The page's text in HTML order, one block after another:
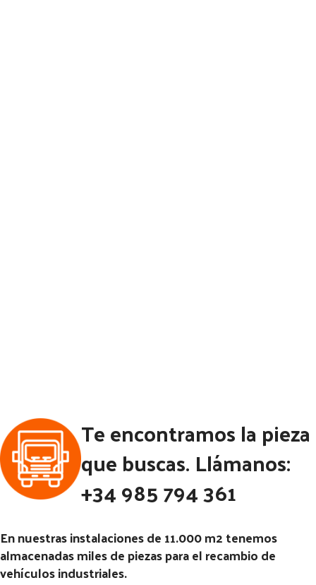
Te encontramos la pieza
que buscas. Llámanos:
+34 985 794 361
En nuestras instalaciones de 11.000 m2 tenemos
almacenadas miles de piezas para el recambio de
vehículos industriales.